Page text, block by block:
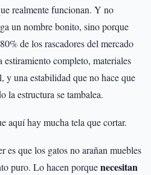
realmente funcionan. Y no
un nombre bonito, sino porque
de los rascadores del mercado
completo, materiales
y una estabilidad que no hace que
la estructura se tambalea.
aquí hay mucha tela que cortar.
es que los gatos no arañan muebles
puro. Lo hacen porquenecesitan